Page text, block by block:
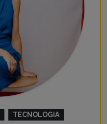
TECNOLOGIA